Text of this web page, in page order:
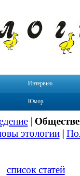
Интервью
Юмор
|
этологии|
список статей